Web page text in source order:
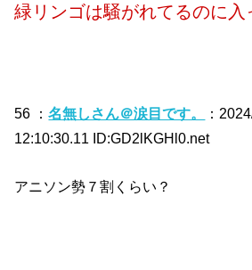
緑リンゴは騒がれてるのに入
56 ：名無しさん＠涙目です。
：
12:10:30.11 ID:GD2lKGHl0.net
アニソン勢７割くらい？